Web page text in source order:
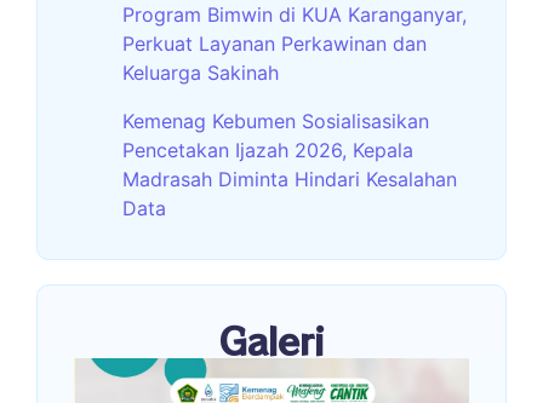
Program Bimwin di KUA Karanganyar,
Perkuat Layanan Perkawinan dan
Keluarga Sakinah
Kemenag Kebumen Sosialisasikan
Pencetakan Ijazah 2026, Kepala
Madrasah Diminta Hindari Kesalahan
Data
Galeri